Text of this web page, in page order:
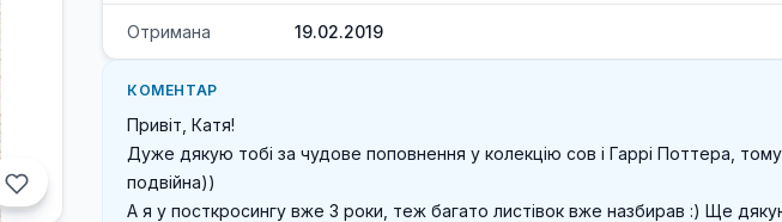
Отримана 19.02.2019
КОМЕНТАР
Привіт, Катя!
Дуже дякую тобі за чудове поповнення у колекцію сов і Гаррі Поттера,
подвійна))
А я у посткросингу вже 3 роки, теж багато листівок вже назбирав :) Ще